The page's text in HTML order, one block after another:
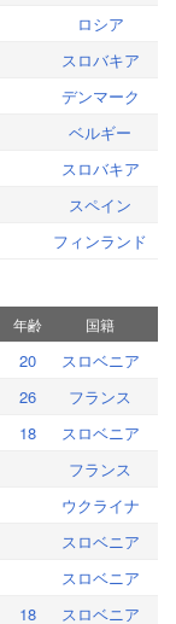
ロシア
スロバキア
デンマーク
ベルギー
スロバキア
スペイン
フィンランド
年齢 国籍
20
スロベニア
26
フランス
18
スロベニア
フランス
ウクライナ
スロベニア
スロベニア
18 スロベニア